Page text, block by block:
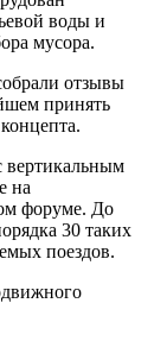
воды и
мусора.
отзывы
принять
вертикальным
на
форуме. До
30 таких
поездов.